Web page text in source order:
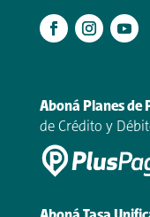
Aboná Planes de
de Crédito y